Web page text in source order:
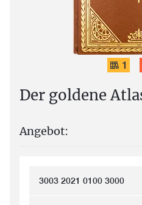
1
Der goldene
Angebot:
3003 2021 0100 3000